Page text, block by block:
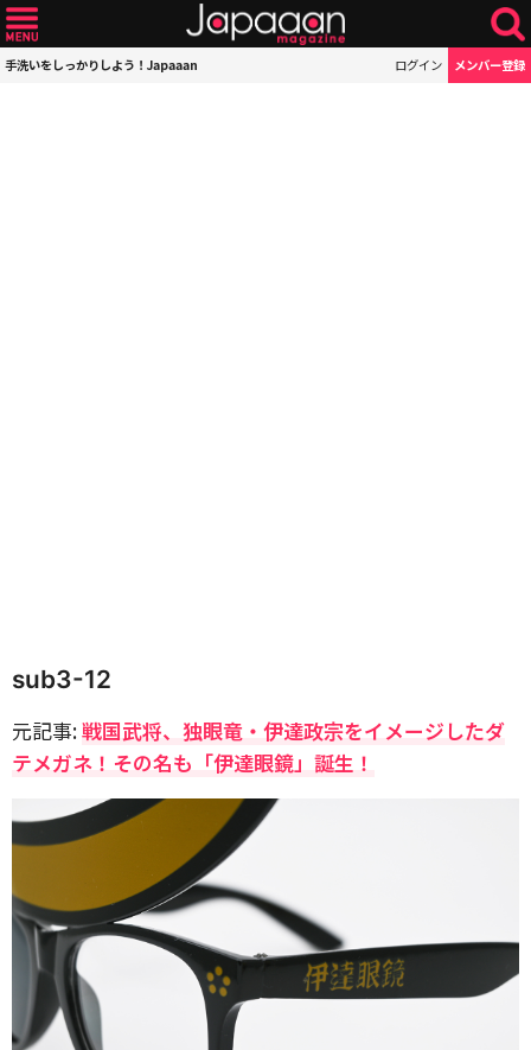
手洗いをしっかりしよう！Japaaan ログイン メンバー登録
sub3-12
元記事:戦国武将、独眼竜・伊達政宗をイメージしたダ
テメガネ！その名も「伊達眼鏡」誕生！